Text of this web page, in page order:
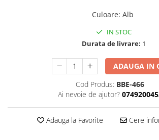
Culoare: Alb
IN STOC
Durata de livrare: 1
ADAUGA IN
Cod Produs: BBE-466
Ai nevoie de ajutor?
Adauga la Favorite Cere